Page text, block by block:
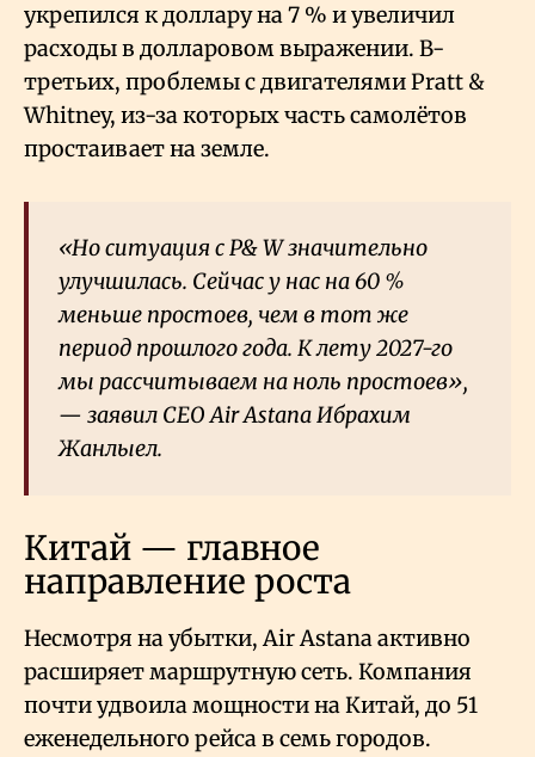
укрепился к доллару на 7 % и увеличил
расходы в долларовом выражении. В-
третьих, проблемы с двигателями Pratt &
Whitney, из-за которых часть самолётов
простаивает на земле.
«Но ситуация с P& W значительно
улучшилась. Сейчас у нас на 60 %
меньше простоев, чем в тот же
период прошлого года. К лету 2027-го
мы рассчитываем на ноль простоев»,
— заявил CEO Air Astana Ибрахим
Жанлыел.
Китай — главное
направление роста
Несмотря на убытки, Air Astana активно
расширяет маршрутную сеть. Компания
почти удвоила мощности на Китай, до 51
еженедельного рейса в семь городов.